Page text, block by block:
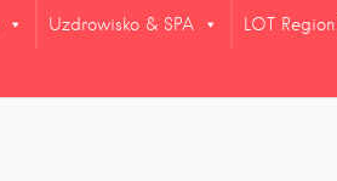
Uzdrowisko & SPA LOT